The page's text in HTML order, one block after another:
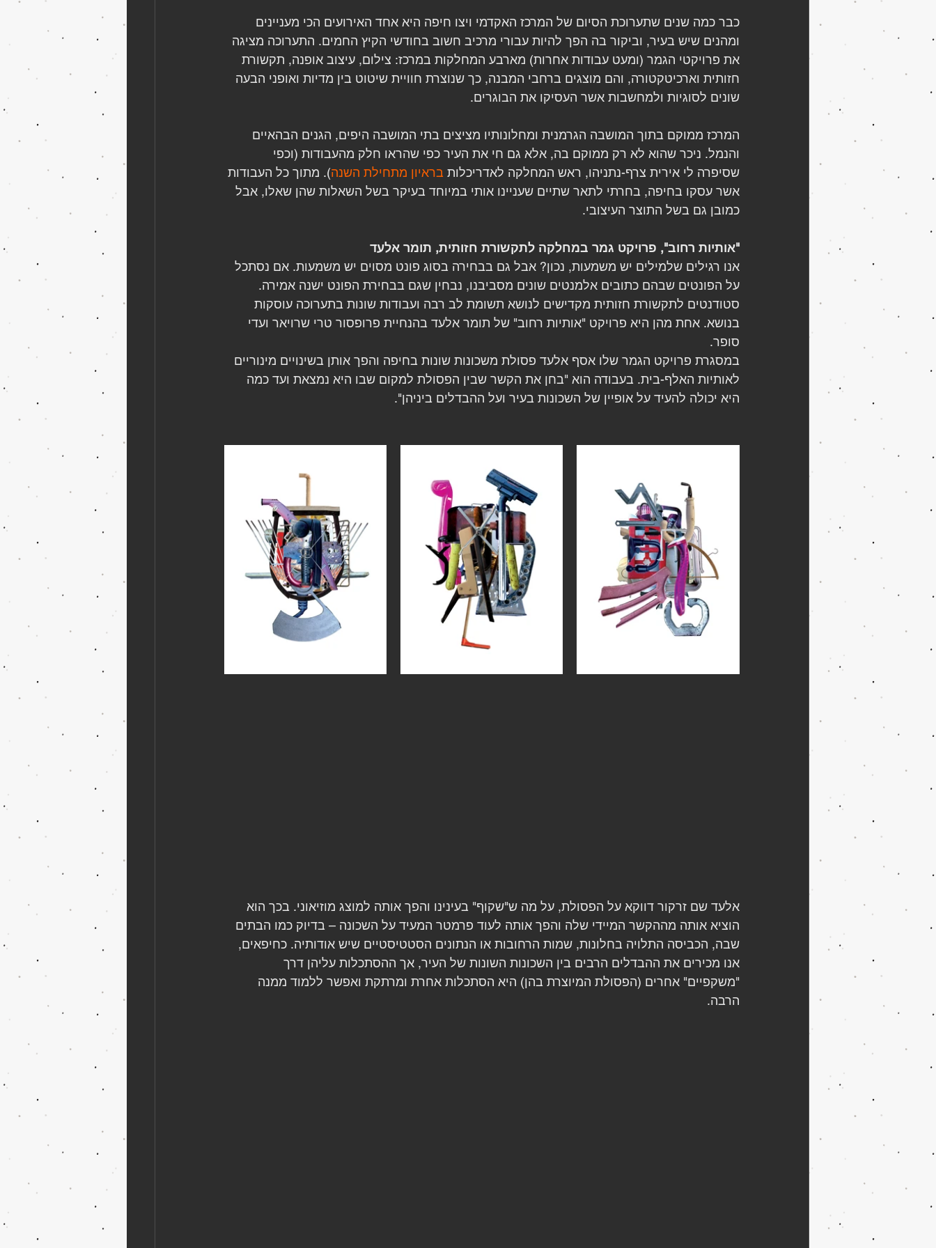
כבר כמה שנים שתערוכת הסיום של המרכז האקדמי ויצו חיפה היא אחד האירועים הכי מעניינים
ומהנים שיש בעיר, וביקור בה הפך להיות עבורי מרכיב חשוב בחודשי הקיץ החמים. התערוכה מציגה
את פרויקטי הגמר (ומעט עבודות אחרות) מארבע המחלקות במרכז: צילום, עיצוב אופנה, תקשורת
חזותית וארכיטקטורה, והם מוצגים ברחבי המבנה, כך שנוצרת חוויית שיטוט בין מדיות ואופני הבעה
שונים לסוגיות ולמחשבות אשר העסיקו את הבוגרים.
המרכז ממוקם בתוך המושבה הגרמנית ומחלונותיו מציצים בתי המושבה היפים, הגנים הבהאיים
והנמל. ניכר שהוא לא רק ממוקם בה, אלא גם חי את העיר כפי שהראו חלק מהעבודות (וכפי
שסיפרה לי אירית צרף-נתניהו, ראש המחלקה לאדריכלות בראיון מתחילת השנה). מתוך כל העבודות
אשר עסקו בחיפה, בחרתי לתאר שתיים שעניינו אותי במיוחד בעיקר בשל השאלות שהן שאלו, אבל
כמובן גם בשל התוצר העיצובי.
"אותיות רחוב", פרויקט גמר במחלקה לתקשורת חזותית, תומר אלעד
אנו רגילים שלמילים יש משמעות, נכון? אבל גם בבחירה בסוג פונט מסוים יש משמעות. אם נסתכל
על הפונטים שבהם כתובים אלמנטים שונים מסביבנו, נבחין שגם בבחירת הפונט ישנה אמירה.
סטודנטים לתקשורת חזותית מקדישים לנושא תשומת לב רבה ועבודות שונות בתערוכה עוסקות
בנושא. אחת מהן היא פרויקט "אותיות רחוב" של תומר אלעד בהנחיית פרופסור טרי שרויאר ועדי
סופר.
במסגרת פרויקט הגמר שלו אסף אלעד פסולת משכונות שונות בחיפה והפך אותן בשינויים מינוריים
לאותיות האלף-בית. בעבודה הוא "בחן את הקשר שבין הפסולת למקום שבו היא נמצאת ועד כמה
היא יכולה להעיד על אופיין של השכונות בעיר ועל ההבדלים ביניהן".
אלעד שם זרקור דווקא על הפסולת, על מה ש"שקוף" בעינינו והפך אותה למוצג מוזיאוני. בכך הוא
הוציא אותה מההקשר המיידי שלה והפך אותה לעוד פרמטר המעיד על השכונה – בדיוק כמו הבתים
שבה, הכביסה התלויה בחלונות, שמות הרחובות או הנתונים הסטטיסטיים שיש אודותיה. כחיפאים,
אנו מכירים את ההבדלים הרבים בין השכונות השונות של העיר, אך ההסתכלות עליהן דרך
"משקפיים" אחרים (הפסולת המיוצרת בהן) היא הסתכלות אחרת ומרתקת ואפשר ללמוד ממנה
הרבה.